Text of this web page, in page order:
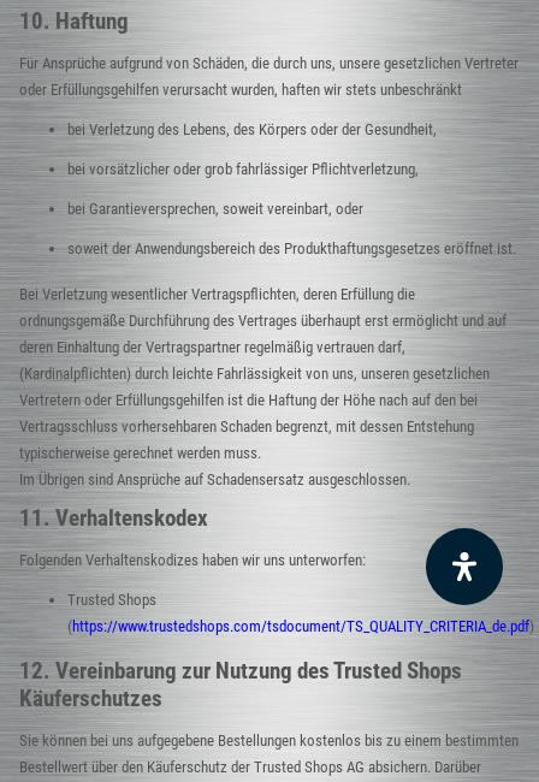
10. Haftung
Für Ansprüche aufgrund von Schäden, die durch uns, unsere gesetzlichen Vertreter
oder Erfüllungsgehilfen verursacht wurden, haften wir stets unbeschränkt
bei Verletzung des Lebens, des Körpers oder der Gesundheit,
bei vorsätzlicher oder grob fahrlässiger Pflichtverletzung,
bei Garantieversprechen, soweit vereinbart, oder
soweit der Anwendungsbereich des Produkthaftungsgesetzes eröffnet ist.
Bei Verletzung wesentlicher Vertragspflichten, deren Erfüllung die
ordnungsgemäße Durchführung des Vertrages überhaupt erst ermöglicht und auf
deren Einhaltung der Vertragspartner regelmäßig vertrauen darf,
(Kardinalpflichten) durch leichte Fahrlässigkeit von uns, unseren gesetzlichen
Vertretern oder Erfüllungsgehilfen ist die Haftung der Höhe nach auf den bei
Vertragsschluss vorhersehbaren Schaden begrenzt, mit dessen Entstehung
typischerweise gerechnet werden muss.
Im Übrigen sind Ansprüche auf Schadensersatz ausgeschlossen.
11. Verhaltenskodex
Folgenden Verhaltenskodizes haben wir uns unterworfen:
Trusted Shops
(https://www.trustedshops.com/tsdocument/TS_QUALITY_CRITERIA_de.pdf)
12. Vereinbarung zur Nutzung des Trusted Shops
Käuferschutzes
Sie können bei uns aufgegebene Bestellungen kostenlos bis zu einem bestimmten
Bestellwert über den Käuferschutz der Trusted Shops AG absichern. Darüber